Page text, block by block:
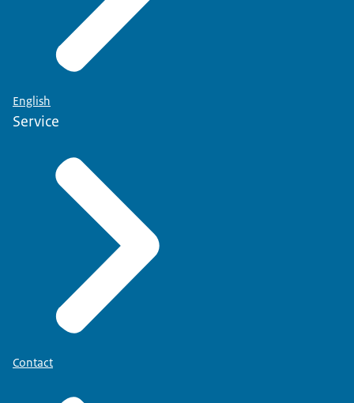
English
Service
Contact